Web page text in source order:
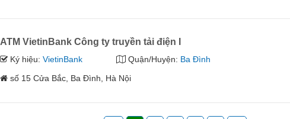
ATM VietinBank Công ty truyền tải điện I
Ký hiệu:VietinBank Quận/Huyện: Ba Đình
số 15 Cửa Bắc, Ba Đình, Hà Nội